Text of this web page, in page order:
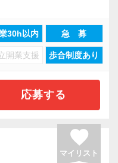
は2倍、あなたの
ん！】
価して給与等にし
にでも昇級のチャ
ました。
トアップが中心
勢いで成⻑を続け
きな強み。
Gemstone税理士法
も多いです。
ちながら成長を目
る現場で働く楽し
もつながる職場で
30h以内 急 募
開業支援 歩合制度あり
応募する
favorite
マイリスト